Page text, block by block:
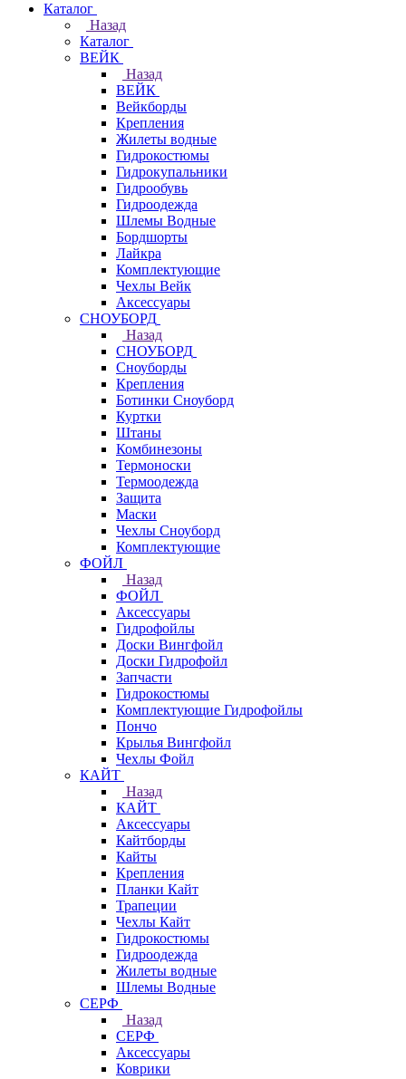
Каталог
Назад
Каталог
ВЕЙК
Назад
ВЕЙК
Вейкборды
Крепления
Жилеты водные
Гидрокостюмы
Гидрокупальники
Гидрообувь
Гидроодежда
Шлемы Водные
Бордшорты
Лайкра
Комплектующие
Чехлы Вейк
Аксессуары
СНОУБОРД
Назад
СНОУБОРД
Сноуборды
Крепления
Ботинки Сноуборд
Куртки
Штаны
Комбинезоны
Термоноски
Термоодежда
Защита
Маски
Чехлы Сноуборд
Комплектующие
ФОЙЛ
Назад
ФОЙЛ
Аксессуары
Гидрофойлы
Доски Вингфойл
Доски Гидрофойл
Запчасти
Гидрокостюмы
Комплектующие Гидрофойлы
Пончо
Крылья Вингфойл
Чехлы Фойл
КАЙТ
Назад
КАЙТ
Аксессуары
Кайтборды
Кайты
Крепления
Планки Кайт
Трапеции
Чехлы Кайт
Гидрокостюмы
Гидроодежда
Жилеты водные
Шлемы Водные
СЕРФ
Назад
СЕРФ
Аксессуары
Коврики